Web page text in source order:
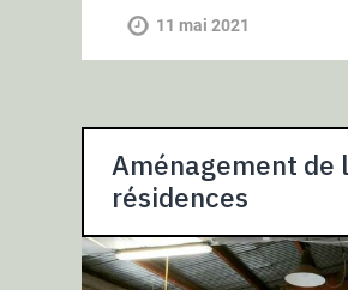
11 mai 2021
Aménagement de
résidences